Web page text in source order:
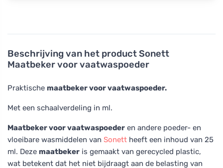
Beschrijving van het productSonett
Maatbeker voor vaatwaspoeder
Praktische maatbeker voor vaatwaspoeder.
Met een schaalverdeling in ml.
Maatbeker voor vaatwaspoeder en andere poeder- en
vloeibare wasmiddelen van Sonett heeft een inhoud van 25
ml. Deze maatbeker is gemaakt van gerecycled plastic,
wat betekent dat het niet bijdraagt aan de belasting van